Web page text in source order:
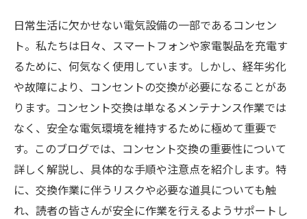
日常生活に欠かせない電気設備の一部であるコンセン
ト。私たちは日々、スマートフォンや家電製品を充電す
るために、何気なく使用しています。しかし、経年劣化
や故障により、コンセントの交換が必要になることがあ
ります。コンセント交換は単なるメンテナンス作業では
なく、安全な電気環境を維持するために極めて重要で
す。このブログでは、コンセント交換の重要性について
詳しく解説し、具体的な手順や注意点を紹介します。特
に、交換作業に伴うリスクや必要な道具についても触
れ、読者の皆さんが安全に作業を行えるようサポートし